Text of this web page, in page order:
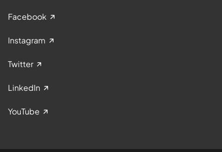
Facebook
Instagram
Twitter
LinkedIn
YouTube